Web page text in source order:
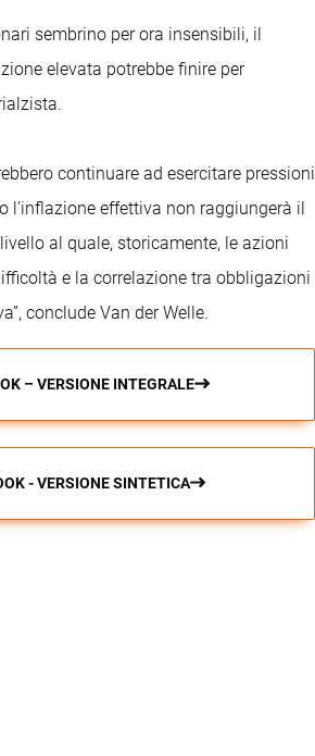
sembrino per ora insensibili, il
elevata potrebbe finire per
continuare ad esercitare pressioni
l’inflazione effettiva non raggiungerà il
livello al quale, storicamente, le azioni
e la correlazione tra obbligazioni
conclude Van der Welle.
– VERSIONE INTEGRALE
- VERSIONE SINTETICA